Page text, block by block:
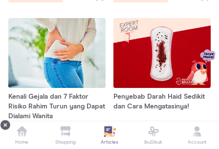
Kenali Gejala dan 7 Faktor
Risiko Rahim Turun yang Dapat
Dialami Wanita
KESEHATAN UMUM
Penyebab Darah Haid Sedikit
dan Cara Mengatasinya!
KESEHATAN UMUM
Home
Shopping Articles IbuSibuk Account